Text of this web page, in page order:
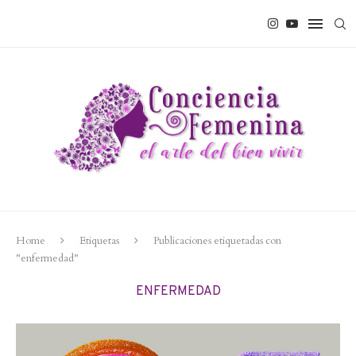
Home Etiquetas
Publicaciones etiquetadas con
"enfermedad"
ENFERMEDAD